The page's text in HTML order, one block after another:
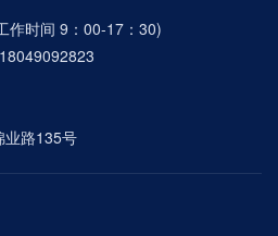
作时间 9：00-17：30)
业路135号